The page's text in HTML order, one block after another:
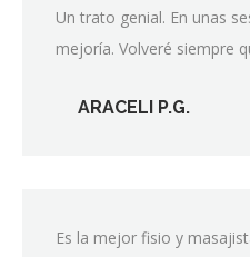
ARACELI P.G.
Un trato genial. En unas
mejoría. Volveré siempre
Es la mejor fisio y